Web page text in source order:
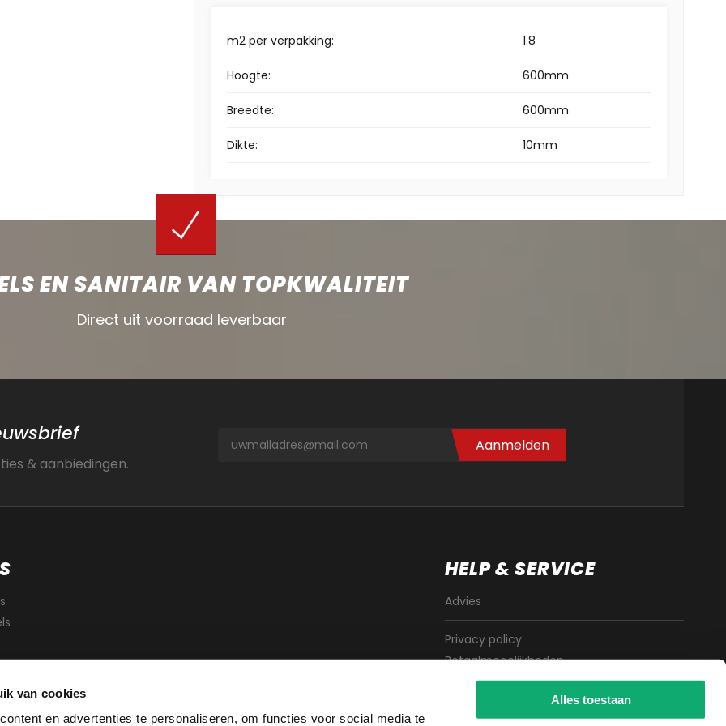
van cookies
en advertenties te personaliseren, om functies voor social media te
Alles toestaan
m2 per verpakking: 1.8
Hoogte: 600mm
Breedte: 600mm
Dikte: 10mm
EN SANITAIR VAN TOPKWALITEIT
Direct uit voorraad leverbaar
& aanbiedingen.
Aanmelden
HELP & SERVICE
Advies
Privacy policy
Betaalmogelijkheden
Algemene voorwaarden